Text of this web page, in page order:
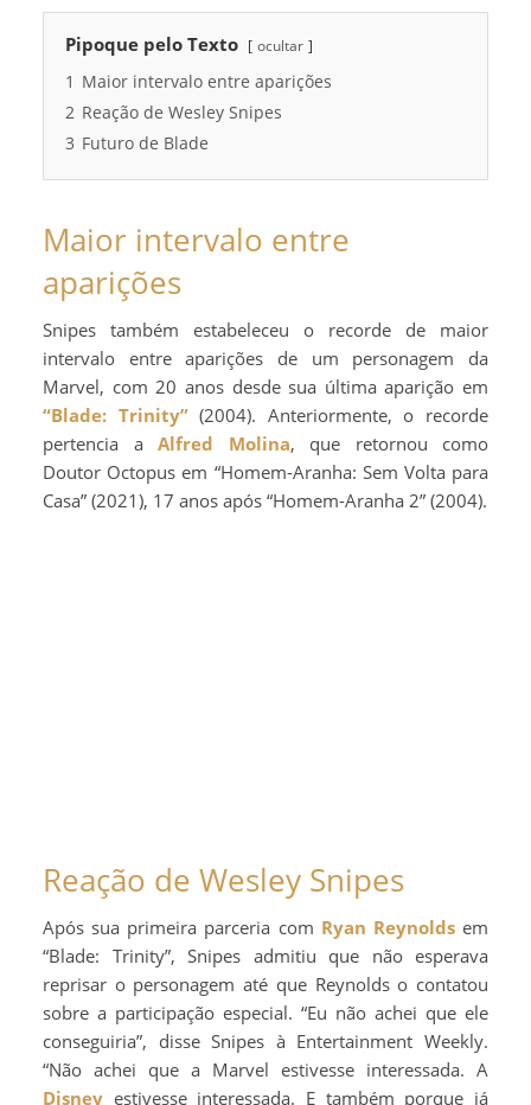
Pipoque pelo Texto ocultar
1 Maior intervalo entre aparições
2 Reação de Wesley Snipes
3 Futuro de Blade
Maior intervalo entre
aparições
Snipes também estabeleceu o recorde de maior
intervalo entre aparições de um personagem da
Marvel, com 20 anos desde sua última aparição em
“Blade: Trinity”(2004). Anteriormente, o recorde
pertencia a Alfred Molina, que retornou como
Doutor Octopus em “Homem-Aranha: Sem Volta para
Casa” (2021), 17 anos após “Homem-Aranha 2” (2004).
Reação de Wesley Snipes
Após sua primeira parceria com Ryan Reynoldsem
“Blade: Trinity”, Snipes admitiu que não esperava
reprisar o personagem até que Reynolds o contatou
sobre a participação especial. “Eu não achei que ele
conseguiria”, disse Snipes à Entertainment Weekly.
“Não achei que a Marvel estivesse interessada. A
Disney estivesse interessada. E também porque já